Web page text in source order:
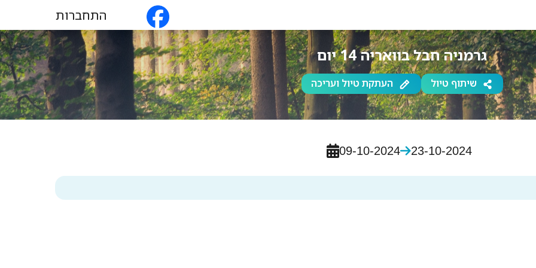
התחברות
גרמניה חבל בוואריה 14 יום
העתקת טיול ועריכה שיתוף טיול
09-10-2024 23-10-2024